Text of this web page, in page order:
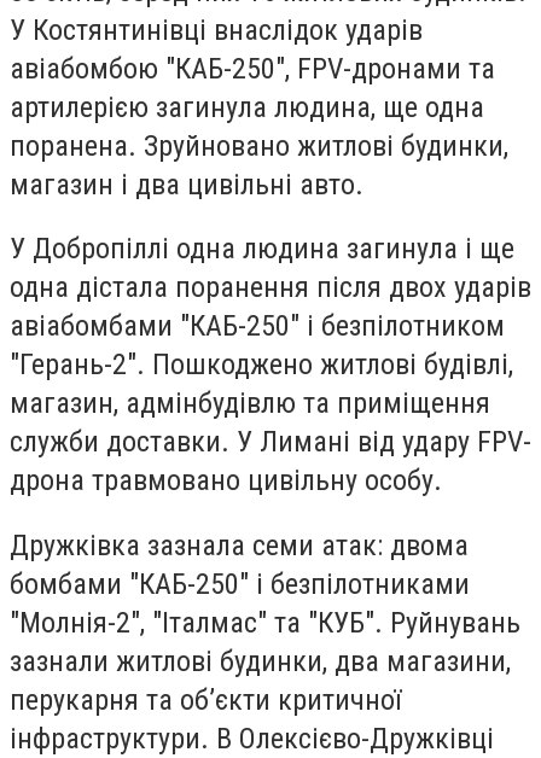
У Костянтинівці внаслідок ударів
авіабомбою "КАБ-250", FPV-дронами та
артилерією загинула людина, ще одна
поранена. Зруйновано житлові будинки,
магазин і два цивільні авто.
У Добропіллі одна людина загинула і ще
одна дістала поранення після двох ударів
авіабомбами "КАБ-250" і безпілотником
"Герань-2". Пошкоджено житлові будівлі,
магазин, адмінбудівлю та приміщення
служби доставки. У Лимані від удару FPV-
дрона травмовано цивільну особу.
Дружківка зазнала семи атак: двома
бомбами "КАБ-250" і безпілотниками
"Молнія-2", "Італмас" та "КУБ". Руйнувань
зазнали житлові будинки, два магазини,
перукарня та об’єкти критичної
інфраструктури. В Олексієво-Дружківці